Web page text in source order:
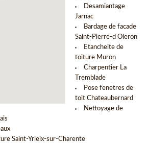
Desamiantage
Jarnac
Bardage de facade
Saint-Pierre-d Oleron
Etancheite de
toiture Muron
Charpentier La
Tremblade
Pose fenetres de
toit Chateaubernard
Nettoyage de
Saint-Yrieix-sur-Charente